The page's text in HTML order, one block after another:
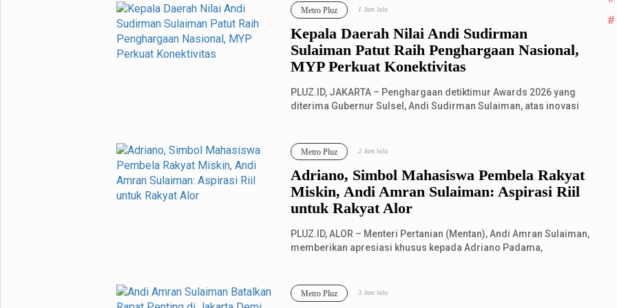
Kepala Daerah Nilai Andi Sudirman
Sulaiman Patut Raih Penghargaan Nasional,
MYP Perkuat Konektivitas
Metro Pluz 1 Jam lalu
PLUZ.ID, JAKARTA – Penghargaan detiktimur Awards 2026 yang
diterima Gubernur Sulsel, Andi Sudirman Sulaiman, atas inovasi
Adriano, Simbol Mahasiswa Pembela Rakyat
Miskin, Andi Amran Sulaiman: Aspirasi Riil
untuk Rakyat Alor
Metro Pluz 2 Jam lalu
PLUZ.ID, ALOR – Menteri Pertanian (Mentan), Andi Amran Sulaiman,
memberikan apresiasi khusus kepada Adriano Padama,
Metro Pluz 3 Jam lalu